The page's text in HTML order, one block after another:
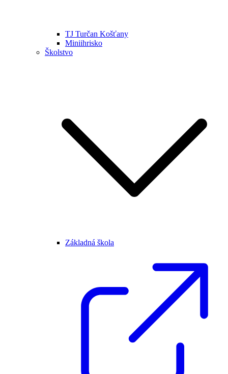
TJ Turčan Košťany
Miniihrisko
Školstvo
Základná škola